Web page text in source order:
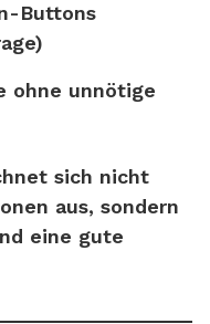
Buttons
ohne unnötige
sich nicht
aus, sondern
eine gute